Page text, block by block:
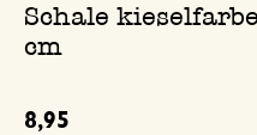
Schale
cm
8,95